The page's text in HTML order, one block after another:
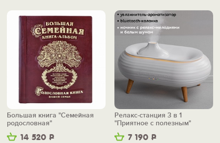
14 520 Р
Большая книга "Семейная
родословная"
7 190 Р
Релакс-станция 3 в 1
"Приятное с полезным"